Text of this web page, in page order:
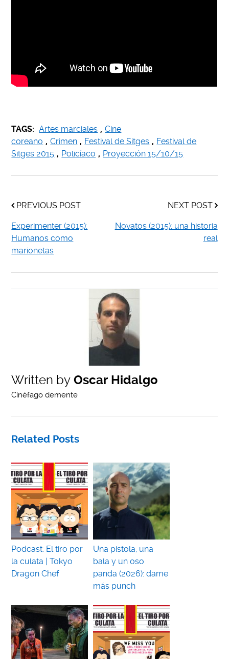
TAGS: Artes marciales , Cine
coreano , Crimen , Festival de Sitges , Festival de
Sitges 2015 , Policíaco , Proyección 15/10/15
PREVIOUS POST
Experimenter (2015):
Humanos como
marionetas
NEXT POST
Novatos (2015): una historia
real
Written by Oscar Hidalgo
Cinéfago demente
Related Posts
Podcast: El tiro por
la culata | Tokyo
Dragon Chef
Una pistola, una
bala y un oso
panda (2026): dame
más punch